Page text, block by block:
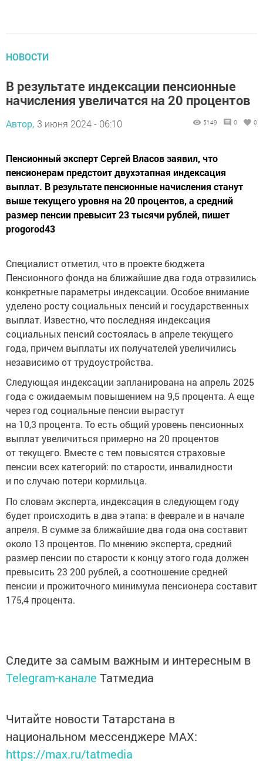
НОВОСТИ
В результате индексации пенсионные
начисления увеличатся на 20 процентов
Автор, 3 июня 2024 - 06:10 5149 0 0
Пенсионный эксперт Сергей Власов заявил, что
пенсионерам предстоит двухэтапная индексация
выплат. В результате пенсионные начисления станут
выше текущего уровня на 20 процентов, а средний
размер пенсии превысит 23 тысячи рублей, пишет
progorod43
Специалист отметил, что в проекте бюджета
Пенсионного фонда на ближайшие два года отразились
конкретные параметры индексации. Особое внимание
уделено росту социальных пенсий и государственных
выплат. Известно, что последняя индексация
социальных пенсий состоялась в апреле текущего
года, причем выплаты их получателей увеличились
независимо от трудоустройства.
Следующая индексации запланирована на апрель 2025
года с ожидаемым повышением на 9,5 процента. А еще
через год социальные пенсии вырастут
на 10,3 процента. То есть общий уровень пенсионных
выплат увеличиться примерно на 20 процентов
от текущего. Вместе с тем повысятся страховые
пенсии всех категорий: по старости, инвалидности
и по случаю потери кормильца.
По словам эксперта, индексация в следующем году
будет происходить в два этапа: в феврале и в начале
апреля. В сумме за ближайшие два года она составит
около 13 процентов. По мнению эксперта, средний
размер пенсии по старости к концу этого года должен
превысить 23 200 рублей, а соотношение средней
пенсии и прожиточного минимума пенсионера составит
175,4 процента.
Следите за самым важным и интересным в
Telegram-канале Татмедиа
Читайте новости Татарстана в
национальном мессенджере MАХ:
https://max.ru/tatmedia